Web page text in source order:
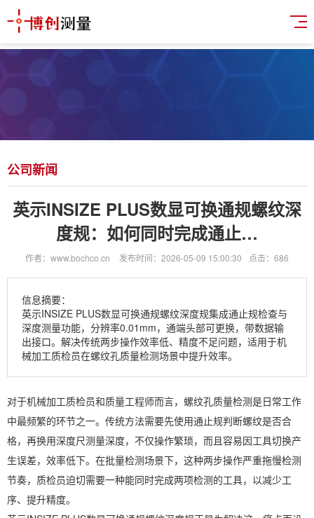
公司新闻
英示INSIZE PLUS数显可换通规螺纹深
度规：如何同时完成通止…
作者：www.bochco.cn 发布时间：2026-05-09 15:00:30 点击：686
信息摘要：
英示INSIZE PLUS数显可换通规螺纹深度规集成通止规检查与
深度测量功能，分辨率0.01mm，通端头部可更换，带数据输
出接口。解决传统两步操作效率低、精度不足问题，适用于机
械加工质检员在螺纹孔质量检测场景中提升效率。
对于机械加工质检员和质量工程师而言，螺纹孔质量检测是日常工作
中最频繁的环节之一。传统方法需要先使用通止规判断螺纹是否合
格，再换用深度尺测量深度，不仅操作繁琐，而且容易因工具切换产
生误差，效率低下。在批量检测场景下，这种两步操作严重拖慢检测
节奏，质检员迫切需要一种能同时完成两项检测的工具，以减少工
序、提升精度。